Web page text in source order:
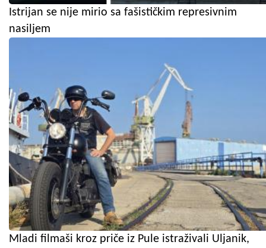
Istrijan se nije mirio sa fašističkim represivnim
nasiljem
Mladi filmaši kroz priče iz Pule istraživali Uljanik,